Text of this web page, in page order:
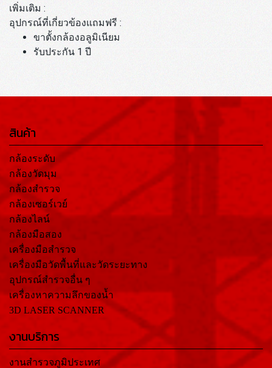
เพิ่มเติม :
อุปกรณ์ที่เกี่ยวข้องแถมฟรี :
ขาตั้งกล้องอลูมิเนียม
รับประกัน 1 ปี
สินค้า
กล้องระดับ
กล้องวัดมุม
กล้องสำรวจ
กล้องเซอร์เวย์
กล้องไลน์
กล้องมือสอง
เครื่องมือสำรวจ
เครื่องมือวัดพื้นที่และวัดระยะทาง
อุปกรณ์สำรวจอื่น ๆ
เครื่องหาความลึกของน้ำ
3D LASER SCANNER
งานบริการ
งานสำรวจภูมิประเทศ